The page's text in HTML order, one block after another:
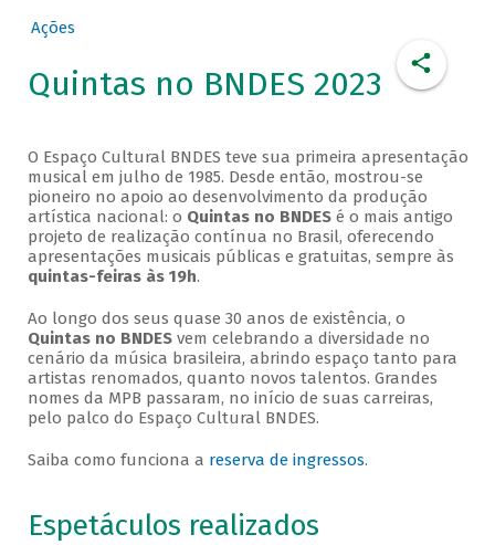
Ações
Quintas no BNDES 2023
O Espaço Cultural BNDES teve sua primeira apresentação
musical em julho de 1985. Desde então, mostrou-se
pioneiro no apoio ao desenvolvimento da produção
artística nacional: o Quintas no BNDESé o mais antigo
projeto de realização contínua no Brasil, oferecendo
apresentações musicais públicas e gratuitas, sempre às
quintas-feiras às 19h.
Ao longo dos seus quase 30 anos de existência, o
Quintas no BNDESvem celebrando a diversidade no
cenário da música brasileira, abrindo espaço tanto para
artistas renomados, quanto novos talentos. Grandes
nomes da MPB passaram, no início de suas carreiras,
pelo palco do Espaço Cultural BNDES.
Saiba como funciona a reserva de ingressos.
Espetáculos realizados